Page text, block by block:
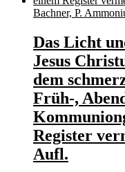
Bachner, P.
Das Licht
Jesus
dem
Früh-,
Register
Aufl.